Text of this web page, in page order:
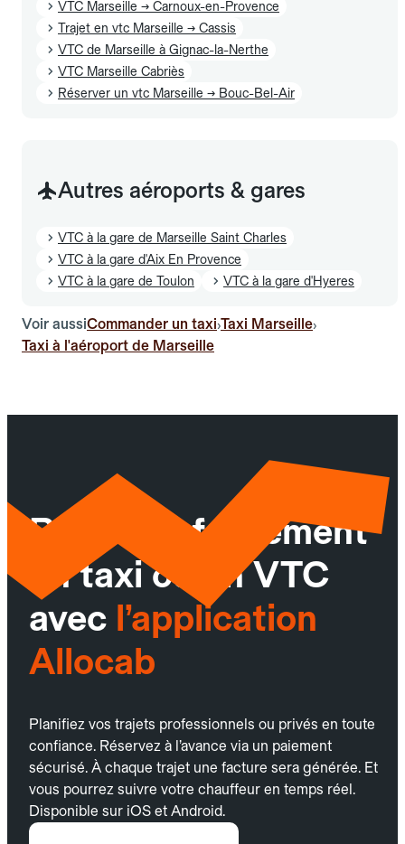
VTC Marseille → Carnoux-en-Provence
Trajet en vtc Marseille → Cassis
VTC de Marseille à Gignac-la-Nerthe
VTC Marseille Cabriès
Réserver un vtc Marseille → Bouc-Bel-Air
Autres aéroports & gares
VTC à la gare de Marseille Saint Charles
VTC à la gare d'Aix En Provence
VTC à la gare de Toulon
VTC à la gare d'Hyeres
Voir aussiCommander un taxi›Taxi Marseille›
Taxi à l'aéroport de Marseille
Réservez facilement
un taxi ou un VTC
avec l’application
Allocab
Planifiez vos trajets professionnels ou privés en toute
confiance. Réservez à l’avance via un paiement
sécurisé. À chaque trajet une facture sera générée. Et
vous pourrez suivre votre chauffeur en temps réel.
Disponible sur iOS et Android.